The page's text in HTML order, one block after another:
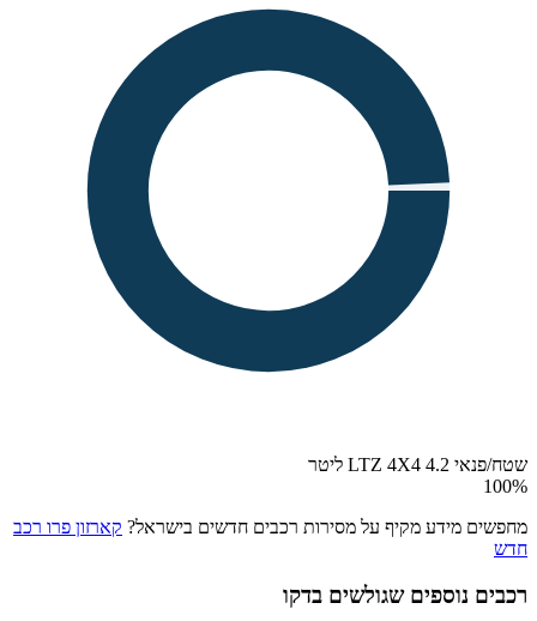
שטח/פנאי LTZ 4X4 4.2 ליטר
100%
מחפשים מידע מקיף על מסירות רכבים חדשים בישראל? קארזון פרו רכב
חדש
רכבים נוספים שגולשים בדקו